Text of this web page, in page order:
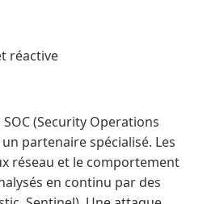
réactive
(Security Operations
partenaire spécialisé. Les
réseau et le comportement
en continu par des